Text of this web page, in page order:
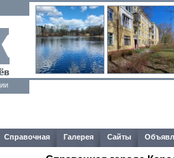
Справочная Галерея Сайты